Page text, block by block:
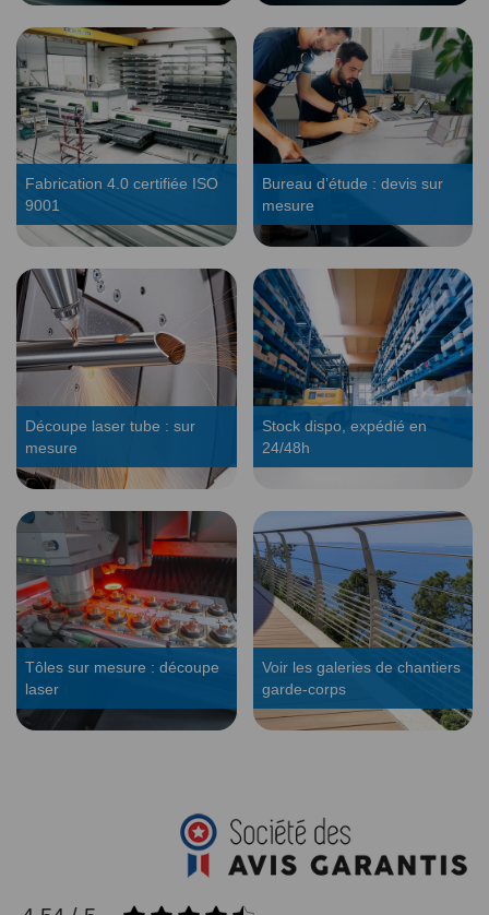
Fabrication 4.0 certifiée ISO
9001
Bureau d’étude : devis sur
mesure
Découpe laser tube : sur
mesure
Stock dispo, expédié en
24/48h
Tôles sur mesure : découpe
laser
Voir les galeries de chantiers
garde-corps